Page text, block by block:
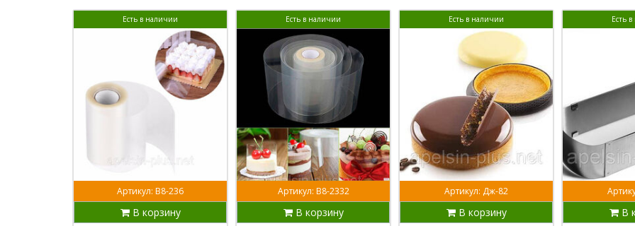
Есть в наличии
Артикул: В8-236
В корзину
Есть в наличии
Артикул: В8-2332
В корзину
Есть в наличии
Артикул: Дж-82
В корзину
Есть
В